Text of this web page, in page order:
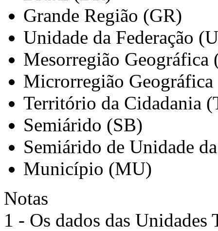
Grande Região (GR)
Unidade da Federação
Mesorregião Geográfica
Microrregião
Território da Cidadania
Semiárido (SB)
Semiárido de Unidade
Município (MU)
Notas
1 - Os dados das